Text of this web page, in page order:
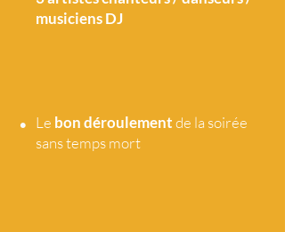
musiciens DJ
• Le bon déroulementde la soirée
sans temps mort